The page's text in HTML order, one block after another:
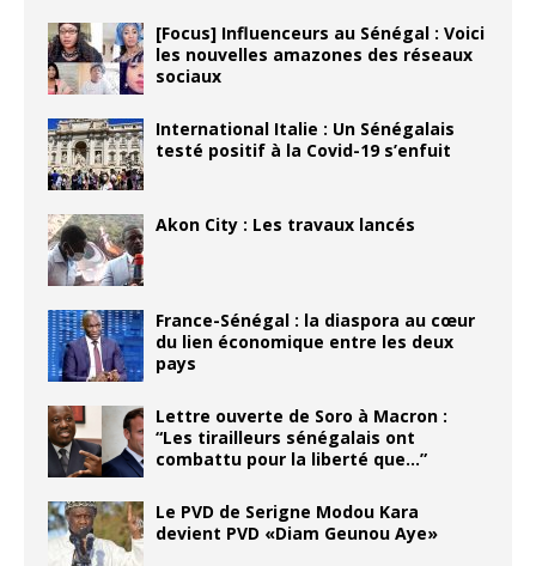
[Focus] Influenceurs au Sénégal : Voici
les nouvelles amazones des réseaux
sociaux
International Italie : Un Sénégalais
testé positif à la Covid-19 s’enfuit
Akon City : Les travaux lancés
France-Sénégal : la diaspora au cœur
du lien économique entre les deux
pays
Lettre ouverte de Soro à Macron :
“Les tirailleurs sénégalais ont
combattu pour la liberté que…”
Le PVD de Serigne Modou Kara
devient PVD «Diam Geunou Aye»